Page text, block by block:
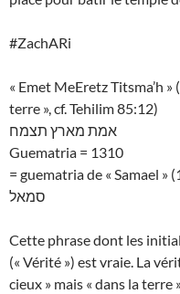
#ZachARi
« Emet MeEretz Titsma’h
terre », cf. Tehilim 85:12)
אמת מארץ תצמח
Guematria = 1310
= guematria de « Samael »
סמאל
Cette phrase dont les
(« Vérité ») est vraie. La
cieux » mais « dans la terre